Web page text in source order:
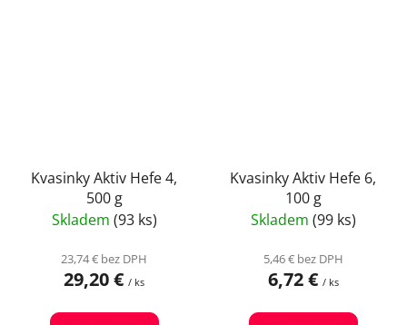
Kvasinky Aktiv Hefe 4,
500 g
Skladem (93 ks)
23,74 € bez DPH
29,20 € / ks
Kvasinky Aktiv Hefe 6,
100 g
Skladem (99 ks)
5,46 € bez DPH
6,72 € / ks